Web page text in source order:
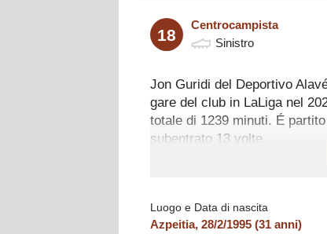
18
Centrocampista
Sinistro
Jon Guridi del Deportivo
gare del club in LaLiga nel
totale di 1239 minuti. É
subentrato 13 volte.
Il centrocampista ha
giocato 84 minuti.
Luogo e Data di nascita
Azpeitia, 28/2/1995 (31 anni)